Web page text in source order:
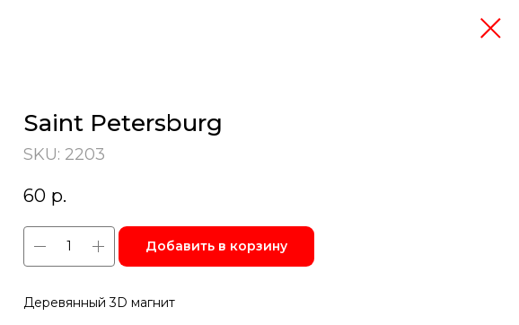
Saint Petersburg
SKU: 2203
60 р.
Добавить в корзину
Деревянный 3D магнит